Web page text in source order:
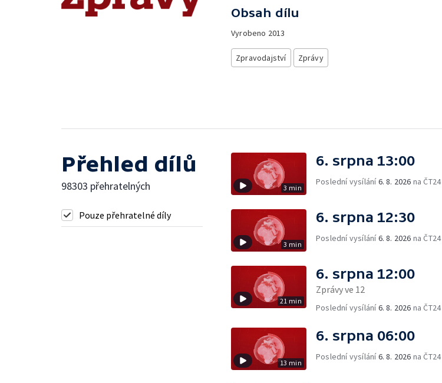
Obsah dílu
Vyrobeno 2013
Zpravodajství Zprávy
Přehled dílů
98303 přehratelných
Pouze přehratelné díly
3 min
6. srpna 13:00
Poslední vysílání6. 8. 2026 na ČT24
3 min
6. srpna 12:30
Poslední vysílání6. 8. 2026 na ČT24
21 min
6. srpna 12:00
Zprávy ve 12
Poslední vysílání6. 8. 2026 na ČT24
13 min
6. srpna 06:00
Poslední vysílání6. 8. 2026 na ČT24